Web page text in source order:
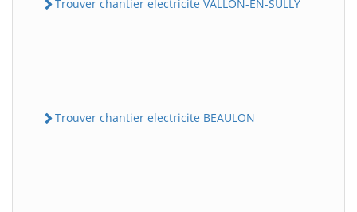
Trouver chantier electricite VALLON-EN-SULLY
Trouver chantier electricite BEAULON